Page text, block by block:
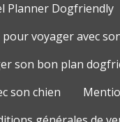
Planner Dogfriendly
pour voyager avec
son bon plan
son chien